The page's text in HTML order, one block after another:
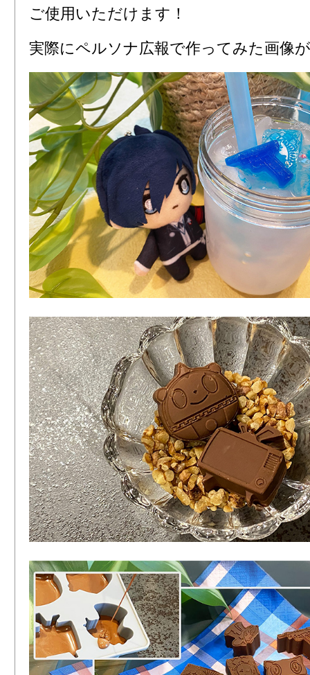
ご使用いただけます！
実際にペルソナ広報で作ってみた画像